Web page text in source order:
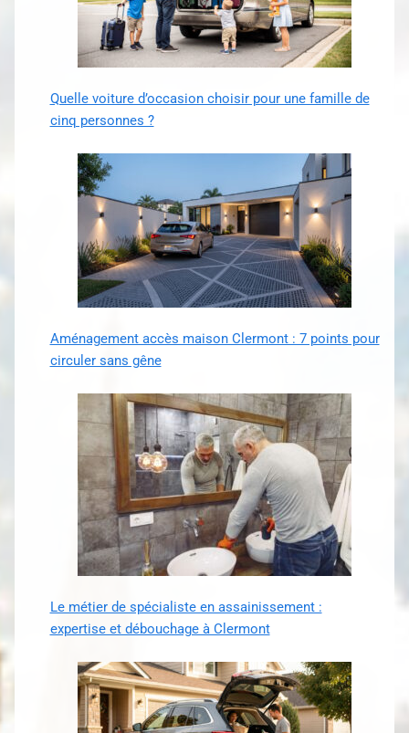
Quelle voiture d’occasion choisir pour une famille de
cinq personnes ?
Aménagement accès maison Clermont : 7 points pour
circuler sans gêne
Le métier de spécialiste en assainissement :
expertise et débouchage à Clermont